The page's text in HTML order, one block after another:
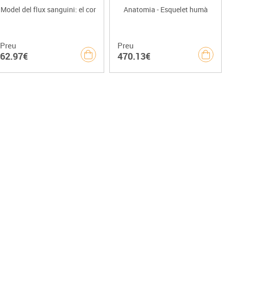
Model del flux sanguini: el cor
Preu
62.97€
Anatomia - Esquelet humà
Preu
470.13€